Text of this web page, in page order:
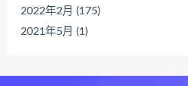
2022年2月 (175)
2021年5月 (1)